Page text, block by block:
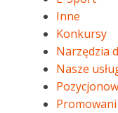
Inne
Konkursy
Narzędzia
Nasze
Promowani